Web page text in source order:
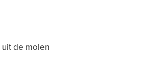
de molen